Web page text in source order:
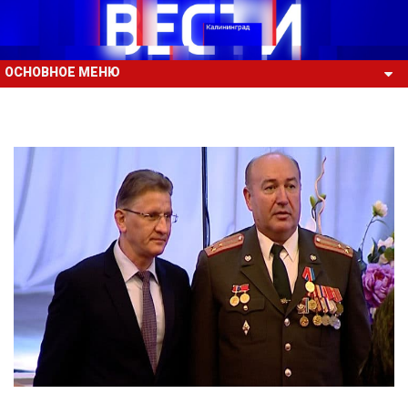
ОСНОВНОЕ МЕНЮ